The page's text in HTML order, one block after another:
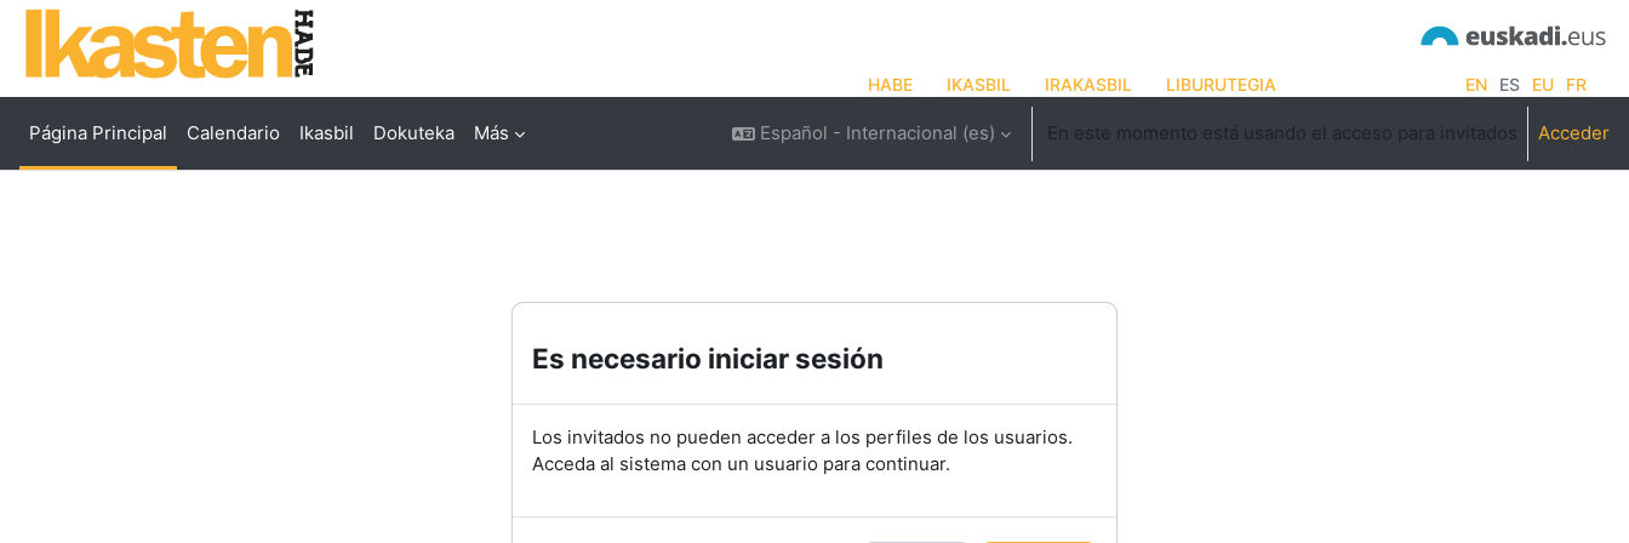
Salta al contenido principal
HABE IKASBIL IRAKASBIL LIBURUTEGIA EN ES EU FR
Página Principal Calendario Ikasbil Dokuteka Más Español - Internacional ‎(es)‎ En este momento está usando el acceso para invitados Acceder
Es necesario iniciar sesión
Los invitados no pueden acceder a los perfiles de los usuarios.
Acceda al sistema con un usuario para continuar.